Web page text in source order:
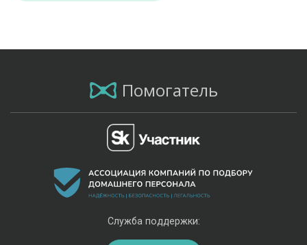
Помогатель
Служба поддержки: